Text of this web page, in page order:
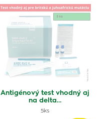
Antigénový test vhodný aj
na delta…
5ks